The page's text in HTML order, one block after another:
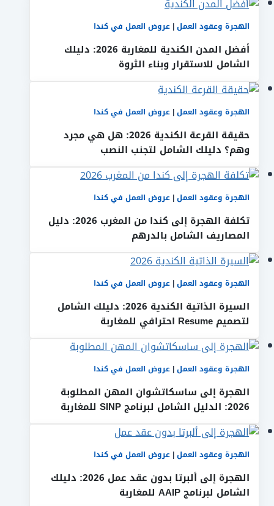
الهجرة وعقود العمل| عروض العمل في كندا
أفضل المدن الكندية للمغاربة 2026: دليلك
الشامل للاستقرار وبناء الثروة
الهجرة وعقود العمل| عروض العمل في كندا
حقيقة القرعة الكندية 2026: هل هي مجرد
وهم؟ دليلك الشامل لتجنب النصب
الهجرة وعقود العمل| عروض العمل في كندا
تكلفة الهجرة إلى كندا من المغرب 2026: دليل
المصاريف الشامل بالدرهم
الهجرة وعقود العمل| عروض العمل في كندا
السيرة الذاتية الكندية 2026: دليلك الشامل
لتصميم Resume احترافي للمغاربة
الهجرة وعقود العمل| عروض العمل في كندا
الهجرة إلى ساسكاتشوان المهن المطلوبة
2026: الدليل الشامل لبرنامج SINP للمغاربة
الهجرة وعقود العمل| عروض العمل في كندا
الهجرة إلى ألبرتا بدون عقد عمل 2026: دليلك
الشامل لبرنامج AAIP للمغاربة